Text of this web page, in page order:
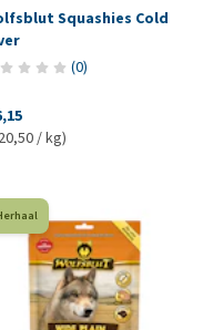
Squashies Cold
(0)
/ kg)